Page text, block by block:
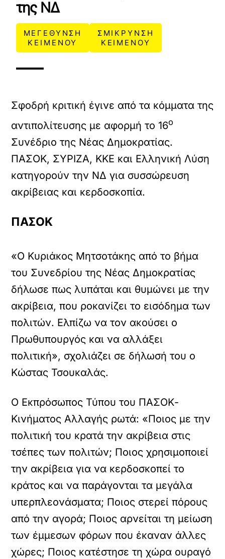
της ΝΔ
ΜΕΓΕΘΥΝΣΗ
ΚΕΙΜΕΝΟΥ
ΣΜΙΚΡΥΝΣΗ
ΚΕΙΜΕΝΟΥ
Σφοδρή κριτική έγινε από τα κόμματα της
αντιπολίτευσης με αφορμή το 16ο
Συνέδριο της Νέας Δημοκρατίας.
ΠΑΣΟΚ, ΣΥΡΙΖΑ, ΚΚΕ και Ελληνική Λύση
κατηγορούν την ΝΔ για συσσώρευση
ακρίβειας και κερδοσκοπία.
ΠΑΣΟΚ
«Ο Κυριάκος Μητσοτάκης από το βήμα
του Συνεδρίου της Νέας Δημοκρατίας
δήλωσε πως λυπάται και θυμώνει με την
ακρίβεια, που ροκανίζει το εισόδημα των
πολιτών. Ελπίζω να τον ακούσει ο
Πρωθυπουργός και να αλλάξει
πολιτική», σχολιάζει σε δήλωσή του ο
Κώστας Τσουκαλάς.
Ο Εκπρόσωπος Τύπου του ΠΑΣΟΚ-
Κινήματος Αλλαγής ρωτά: «Ποιος με την
πολιτική του κρατά την ακρίβεια στις
τσέπες των πολιτών; Ποιος χρησιμοποιεί
την ακρίβεια για να κερδοσκοπεί το
κράτος και να παράγονται τα μεγάλα
υπερπλεονάσματα; Ποιος στερεί πόρους
από την αγορά; Ποιος αρνείται τη μείωση
των έμμεσων φόρων που έκαναν άλλες
χώρες; Ποιος κατέστησε τη χώρα ουραγό